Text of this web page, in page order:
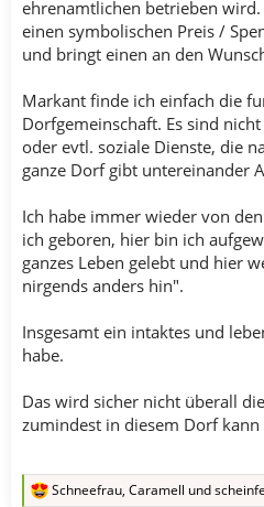
ehrenamtlichen betrieben
einen symbolischen Preis /
und bringt einen an den
Markant finde ich einfach die
Dorfgemeinschaft. Es sind
oder evtl. soziale Dienste, die
ganze Dorf gibt untereinander
Ich habe immer wieder von
ich geboren, hier bin ich
ganzes Leben gelebt und hier
nirgends anders hin".
Insgesamt ein intaktes und
habe.
Das wird sicher nicht überall
zumindest in diesem Dorf
R
Schneefrau, Caramell und